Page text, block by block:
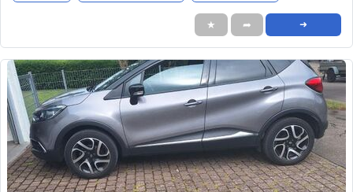
★ ➦ ➜